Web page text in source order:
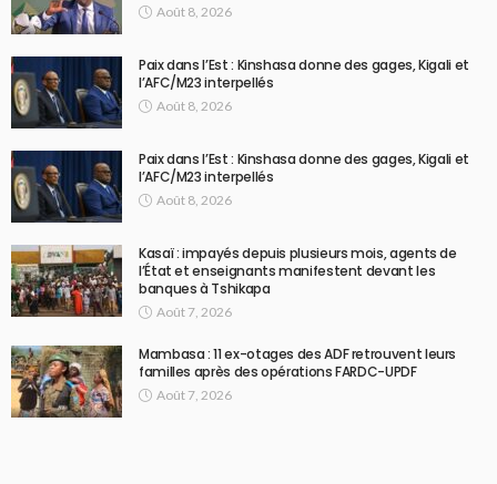
Août 8, 2026
Paix dans l’Est : Kinshasa donne des gages, Kigali et
l’AFC/M23 interpellés
Août 8, 2026
Paix dans l’Est : Kinshasa donne des gages, Kigali et
l’AFC/M23 interpellés
Août 8, 2026
Kasaï : impayés depuis plusieurs mois, agents de
l’État et enseignants manifestent devant les
banques à Tshikapa
Août 7, 2026
Mambasa : 11 ex-otages des ADF retrouvent leurs
familles après des opérations FARDC-UPDF
Août 7, 2026